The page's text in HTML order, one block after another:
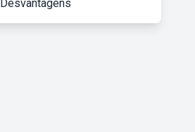
Desvantagens